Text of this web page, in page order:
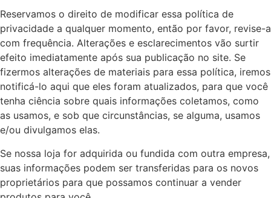
Reservamos o direito de modificar essa política de
privacidade a qualquer momento, então por favor, revise-a
com frequência. Alterações e esclarecimentos vão surtir
efeito imediatamente após sua publicação no site. Se
fizermos alterações de materiais para essa política, iremos
notificá-lo aqui que eles foram atualizados, para que você
tenha ciência sobre quais informações coletamos, como
as usamos, e sob que circunstâncias, se alguma, usamos
e/ou divulgamos elas.
Se nossa loja for adquirida ou fundida com outra empresa,
suas informações podem ser transferidas para os novos
proprietários para que possamos continuar a vender